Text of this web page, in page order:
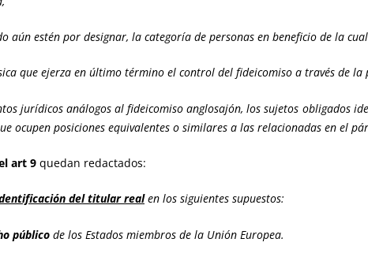
aún estén por designar, la categoría de personas en beneficio de la
que ejerza en último término el control del fideicomiso a través de
jurídicos análogos al fideicomiso anglosajón, los sujetos obligados
ocupen posiciones equivalentes o similares a las relacionadas en el
art 9 quedan redactados:
del titular realen los siguientes supuestos:
público de los Estados miembros de la Unión Europea.